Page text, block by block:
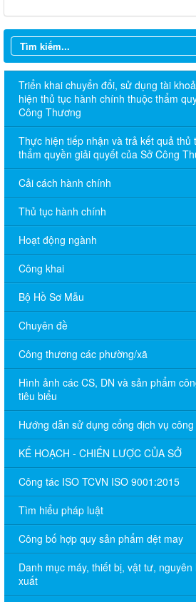
Triển khai chuyển đổi, sử dụng tài
hiện thủ tục hành chính thuộc thẩm
Công Thương
Thực hiện tiếp nhận và trả kết quả thủ
thẩm quyền giải quyết của Sở Công
Cải cách hành chính
Thủ tục hành chính
Hoạt động ngành
Công khai
Bộ Hồ Sơ Mẫu
Chuyên đề
Công thương các phường/xã
Hình ảnh các CS, DN và sản phẩm
tiêu biểu
Hướng dẫn sử dụng cổng dịch vụ công
KẾ HOẠCH - CHIẾN LƯỢC CỦA SỞ
Công tác ISO TCVN ISO 9001:2015
Tìm hiểu pháp luật
Công bố hợp quy sản phẩm dệt may
Danh mục máy, thiết bị, vật tư,
xuất